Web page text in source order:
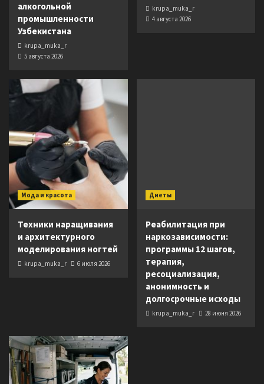
алкогольной
промышленности
Узбекистана
krupa_muka_r
5 августа 2026
krupa_muka_r
4 августа 2026
Мода и красота
Техники наращивания
и архитектурного
моделирования ногтей
krupa_muka_r 6 июля 2026
Диеты
Реабилитация при
наркозависимости:
программы 12 шагов,
терапия,
ресоциализация,
анонимность и
долгосрочные исходы
krupa_muka_r 28 июня 2026